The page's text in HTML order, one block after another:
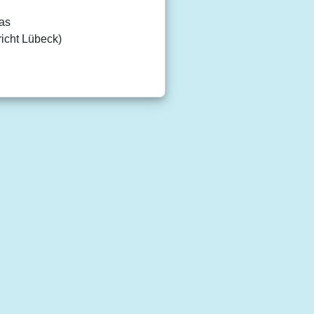
Lübeck)